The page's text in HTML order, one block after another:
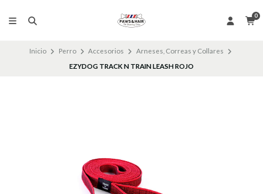
0
Inicio Perro Accesorios
Arneses, Correas y Collares
EZYDOG TRACK N TRAIN LEASH ROJO